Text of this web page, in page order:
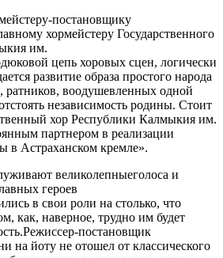
постановщику
хормейстеру Государственного
им.
цепь хоровых сцен, логически
развитие образа простого народа
ратников, воодушевленных одной
независимость родины. Стоит
хор Республики Калмыкия им.
партнером в реализации
в Астраханском кремле».
великолепныеголоса и
героев
в свои роли на столько, что
как, наверное, трудно им будет
постановщик
на йоту не отошел от классического